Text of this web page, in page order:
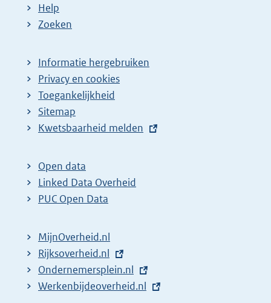
Help
Zoeken
Informatie hergebruiken
Privacy en cookies
Toegankelijkheid
Sitemap
E
t
e
r
l
i
n
k
Kwetsbaarheid melden
Open data
Linked Data Overheid
PUC Open Data
MijnOverheid.nl
E
x
t
Rijksoverheid.nl
E
x
Ondernemersplein.nl
E
Werkenbijdeoverheid.nl